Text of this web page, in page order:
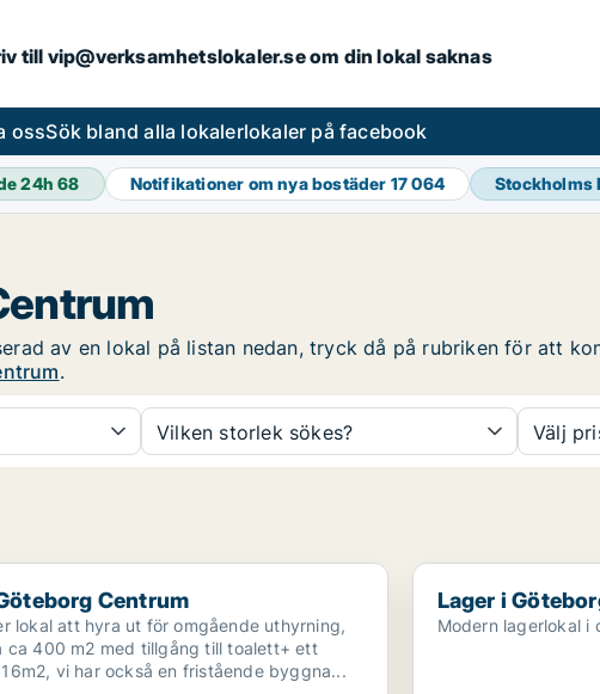
till vip@verksamhetslokaler.se om din lokal saknas
ossSök bland alla lokalerlokaler på facebook
24h68 Notifikationer om nya bostäder 17 064 Stockholms
av en lokal på listan nedan, tryck då på rubriken för att
.
Vilken storlek sökes? Välj
Centrum
Centrum
lokal att hyra ut för omgående uthyrning,
ca 400 m2 med tillgång till toalett+ ett
vi har också en fristående byggna...
Lager i Göteborg
Lager i
Modern lagerlokal i